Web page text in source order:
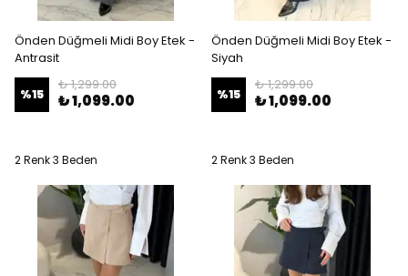
Önden Düğmeli Midi Boy Etek -
Antrasit
%15
₺ 1,299.00
₺ 1,099.00
2 Renk 3 Beden
Önden Düğmeli Midi Boy Etek -
Siyah
%15
₺ 1,299.00
₺ 1,099.00
2 Renk 3 Beden